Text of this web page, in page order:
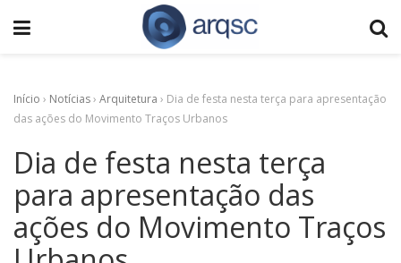
Início › Notícias› Arquitetura › Dia de festa nesta terça para apresentação
das ações do Movimento Traços Urbanos
Dia de festa nesta terça
para apresentação das
ações do Movimento Traços